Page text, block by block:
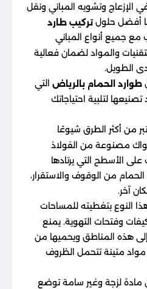
الإزعاج وتشويه المباني ونقل
أفضل حلولتركيب طارد
مع جميع أنواع المباني
والمواد لضمان فعالية
الطويل.
طوارد الحمام بالرياض التي
لتلبية احتياجاتك
من أكثر الطرق شيوعًا
مصنوعة من الفولاذ
على الأسطح التي يرتادها
من الوقوف والاستقرار،
آخر.
النوع بتغطيته للمساحات
وفتحات التهوية. يمنع
هذه المناطق ويحميها من
متينة تتحمل الظروف
مادة لزجة وغير سامة توضع